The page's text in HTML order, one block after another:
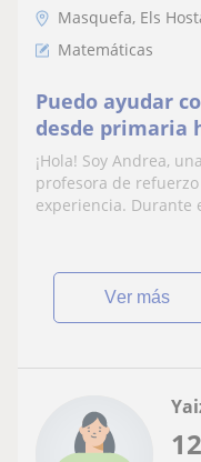
Masquefa, Els
Matemáticas
Puedo ayudar
desde primaria
años de
¡Hola! Soy Andrea,
profesora de
experiencia. Durante
ver más
12